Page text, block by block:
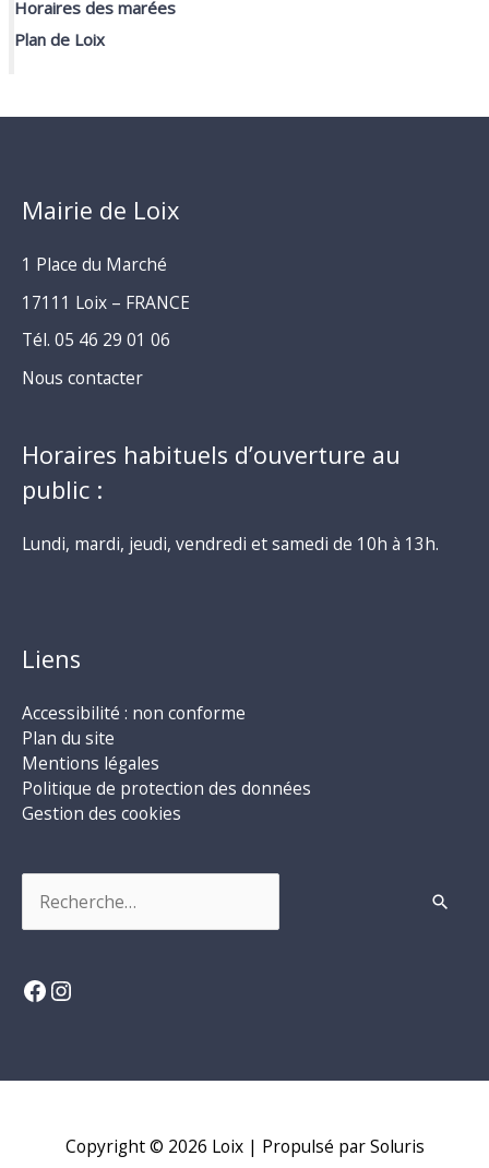
Horaires des marées
Plan de Loix
Mairie de Loix
1 Place du Marché
17111 Loix – FRANCE
Tél. 05 46 29 01 06
Nous contacter
Horaires habituels d’ouverture au
public :
Lundi, mardi, jeudi, vendredi et samedi de 10h à 13h.
Liens
Accessibilité : non conforme
Plan du site
Mentions légales
Politique de protection des données
Gestion des cookies
Facebook
Instagram
Copyright © 2026 Loix| Propulsé par Soluris